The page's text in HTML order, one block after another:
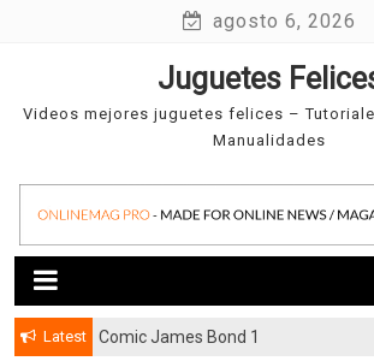
agosto 6, 2026
Juguetes
Videos mejores juguetes felices –
Manualidades
Latest Comic James Bond 1